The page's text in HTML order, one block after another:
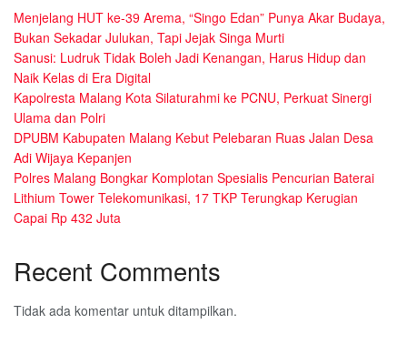
Menjelang HUT ke-39 Arema, “Singo Edan” Punya Akar Budaya,
Bukan Sekadar Julukan, Tapi Jejak Singa Murti
Sanusi: Ludruk Tidak Boleh Jadi Kenangan, Harus Hidup dan
Naik Kelas di Era Digital
Kapolresta Malang Kota Silaturahmi ke PCNU, Perkuat Sinergi
Ulama dan Polri
DPUBM Kabupaten Malang Kebut Pelebaran Ruas Jalan Desa
Adi Wijaya Kepanjen
Polres Malang Bongkar Komplotan Spesialis Pencurian Baterai
Lithium Tower Telekomunikasi, 17 TKP Terungkap Kerugian
Capai Rp 432 Juta
Recent Comments
Tidak ada komentar untuk ditampilkan.